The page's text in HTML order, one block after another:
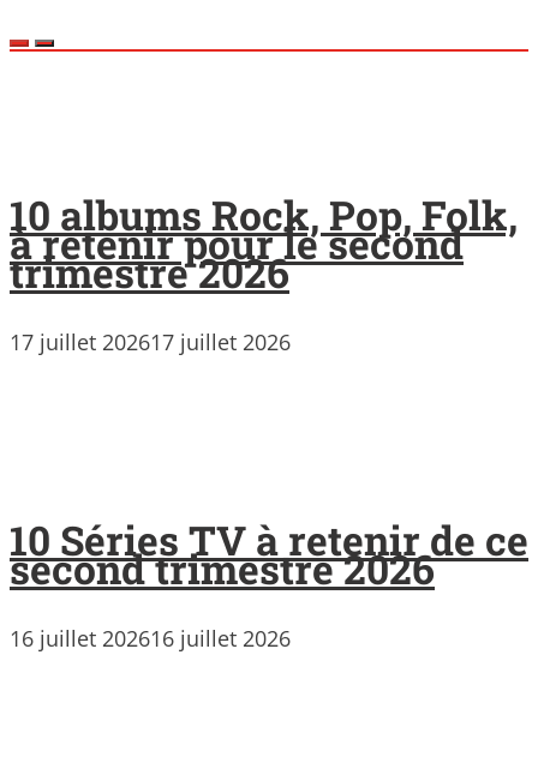
10 albums Rock, Pop, Folk,
à retenir pour le second
trimestre 2026
17 juillet 202617 juillet 2026
10 Séries TV à retenir de ce
second trimestre 2026
16 juillet 202616 juillet 2026